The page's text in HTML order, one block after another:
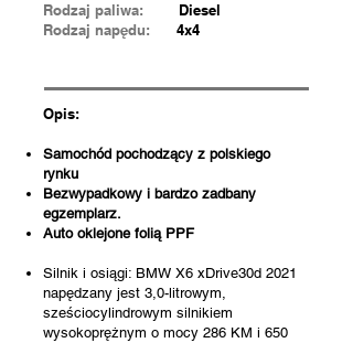
Rodzaj paliwa: Diesel
Rodzaj napędu: 4x4
Opis:
Samochód pochodzący z polskiego
rynku
Bezwypadkowy i bardzo zadbany
egzemplarz.
Auto oklejone folią PPF
Silnik i osiągi: BMW X6 xDrive30d 2021
napędzany jest 3,0-litrowym,
sześciocylindrowym silnikiem
wysokoprężnym o mocy 286 KM i 650